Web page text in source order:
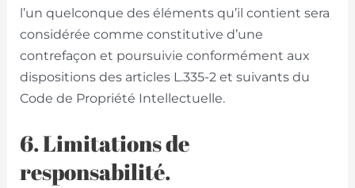
l’un quelconque des éléments qu’il contient sera
considérée comme constitutive d’une
contrefaçon et poursuivie conformément aux
dispositions des articles L.335-2 et suivants du
Code de Propriété Intellectuelle.
6. Limitations de
responsabilité.